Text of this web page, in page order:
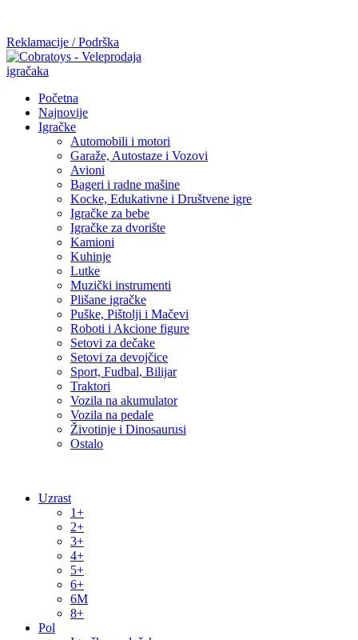
Reklamacije / Podrška
Početna
Najnovije
Igračke
Automobili i motori
Garaže, Autostaze i Vozovi
Avioni
Bageri i radne mašine
Kocke, Edukativne i Društvene igre
Igračke za bebe
Igračke za dvorište
Kamioni
Kuhinje
Lutke
Muzički instrumenti
Plišane igračke
Puške, Pištolji i Mačevi
Roboti i Akcione figure
Setovi za dečake
Setovi za devojčice
Sport, Fudbal, Bilijar
Traktori
Vozila na akumulator
Vozila na pedale
Životinje i Dinosaurusi
Ostalo
Uzrast
1+
2+
3+
4+
5+
6+
6M
8+
Pol